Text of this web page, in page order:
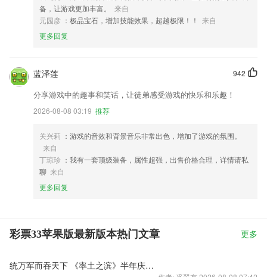
备，让游戏更加丰富。
来自
元园彦 ：极品宝石，增加技能效果，超越极限！！
来自
更多回复
942
蓝泽莲
分享游戏中的趣事和笑话，让徒弟感受游戏的快乐和乐趣！
2026-08-08 03:19 推荐
关兴莉 ：游戏的音效和背景音乐非常出色，增加了游戏的氛围。
来自
丁琼珍 ：我有一套顶级装备，属性超强，出售价格合理，详情请私
聊 来自
更多回复
彩票33苹果版最新版本热门文章 更多
统万军而吞天下 《率土之滨》半年庆狂欢惊喜抢先泄密